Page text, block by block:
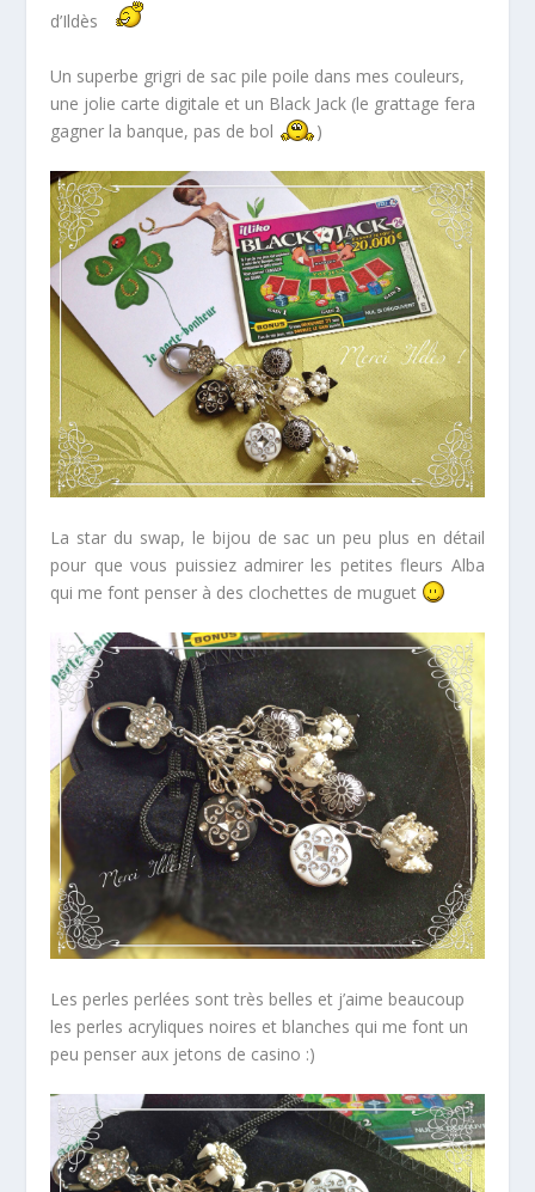
d’Ildès
Un superbe grigri de sac pile poile dans mes couleurs,
une jolie carte digitale et un Black Jack (le grattage fera
gagner la banque, pas de bol
)
La star du swap, le bijou de sac un peu plus en détail
pour que vous puissiez admirer les petites fleurs Alba
qui me font penser à des clochettes de muguet
Les perles perlées sont très belles et j’aime beaucoup
les perles acryliques noires et blanches qui me font un
peu penser aux jetons de casino :)